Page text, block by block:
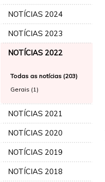
NOTÍCIAS 2024
NOTÍCIAS 2023
NOTÍCIAS 2022
Todas as notícias (203)
Gerais (1)
NOTÍCIAS 2021
NOTÍCIAS 2020
NOTÍCIAS 2019
NOTÍCIAS 2018